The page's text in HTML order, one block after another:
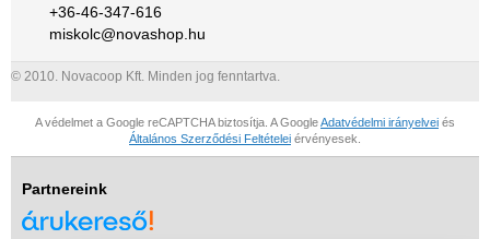
+36-46-347-616
miskolc@novashop.hu
© 2010. Novacoop Kft. Minden jog fenntartva.
A védelmet a Google reCAPTCHA biztosítja. A GoogleAdatvédelmi irányelvei és
Általános Szerződési Feltételei érvényesek.
Partnereink